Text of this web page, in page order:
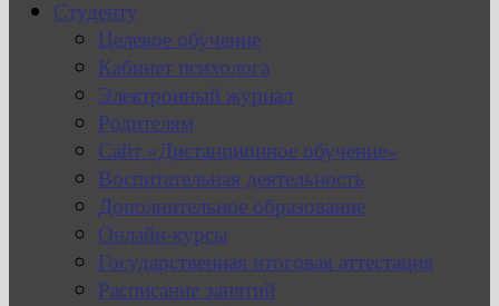
Студенту
Целевое обучение
Кабинет психолога
Электронный журнал
Родителям
Сайт «Дистанционное обучение»
Воспитательная деятельность
Дополнительное образование
Онлайн-курсы
Государственная итоговая аттестация
Расписание занятий